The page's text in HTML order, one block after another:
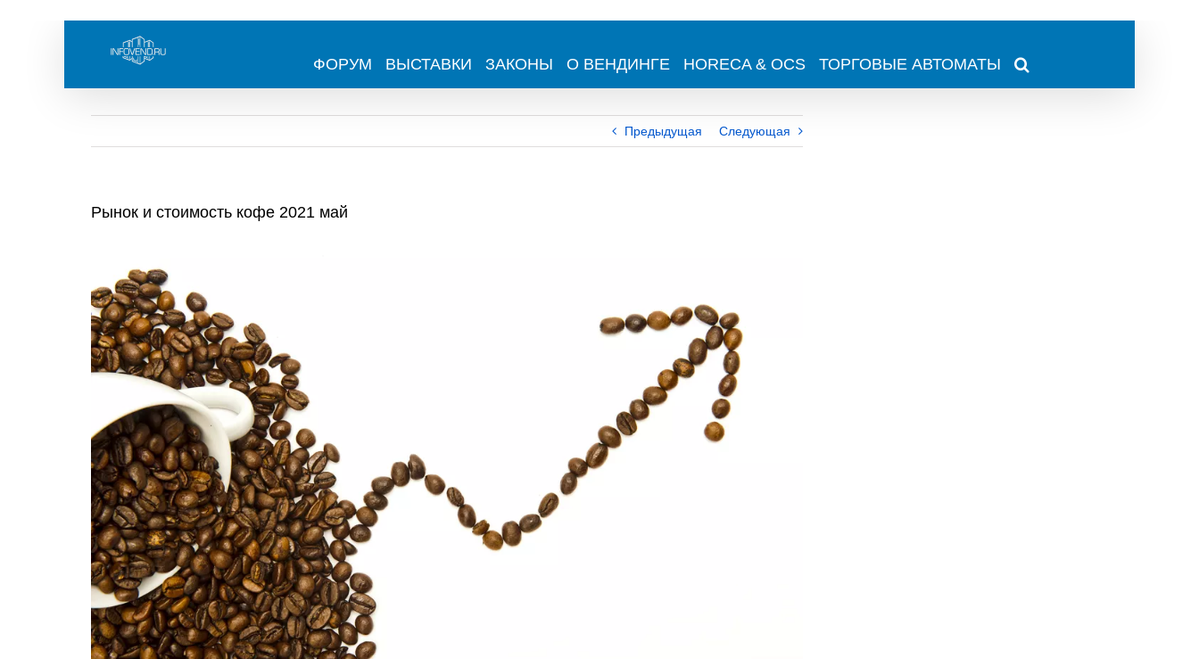
content
ФОРУМ ВЫСТАВКИ ЗАКОНЫ О ВЕНДИНГЕ HORECA & OCS ТОРГОВЫЕ АВТОМАТЫ
Предыдущая Следующая
Рынок и стоимость кофе 2021 май
Image